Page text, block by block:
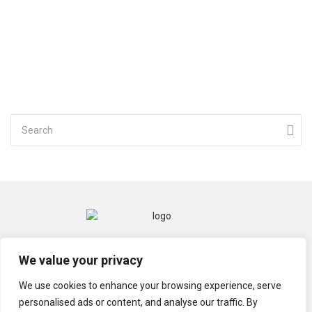
We value your privacy
We use cookies to enhance your browsing experience, serve
personalised ads or content, and analyse our traffic. By
CONTACT
MENTIONS LÉGALES